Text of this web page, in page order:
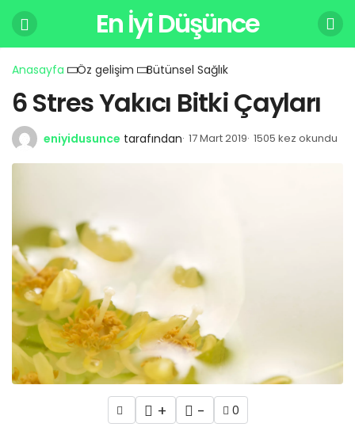
En İyi Düşünce
Anasayfa Öz gelişim Bütünsel Sağlık
6 Stres Yakıcı Bitki Çayları
eniyidusunce tarafından 17 Mart 2019 1505 kez okundu
+ - 0